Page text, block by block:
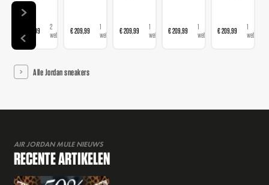
€ 139,99
2
webshops € 209,99
1
webshop
€ 209,99
1
webshop
€ 209,99
1
webshop
€ 209,99
1
webshop
Alle Jordan sneakers
AIR JORDAN MULE NIEUWS
RECENTE ARTIKELEN